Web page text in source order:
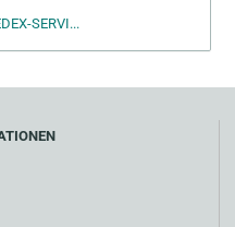
SERVI...